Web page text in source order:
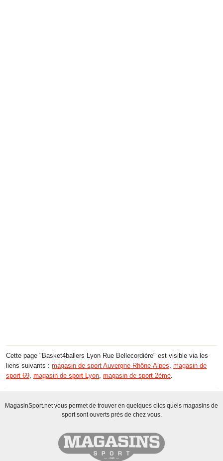
Cette page "Basket4ballers Lyon Rue Bellecordière" est visible via les
liens suivants : magasin de sport Auvergne-Rhône-Alpes, magasin de
sport 69, magasin de sport Lyon, magasin de sport 2ème.
MagasinSport.net vous permet de trouver en quelques clics quels magasins de
sport sont ouverts près de chez vous.